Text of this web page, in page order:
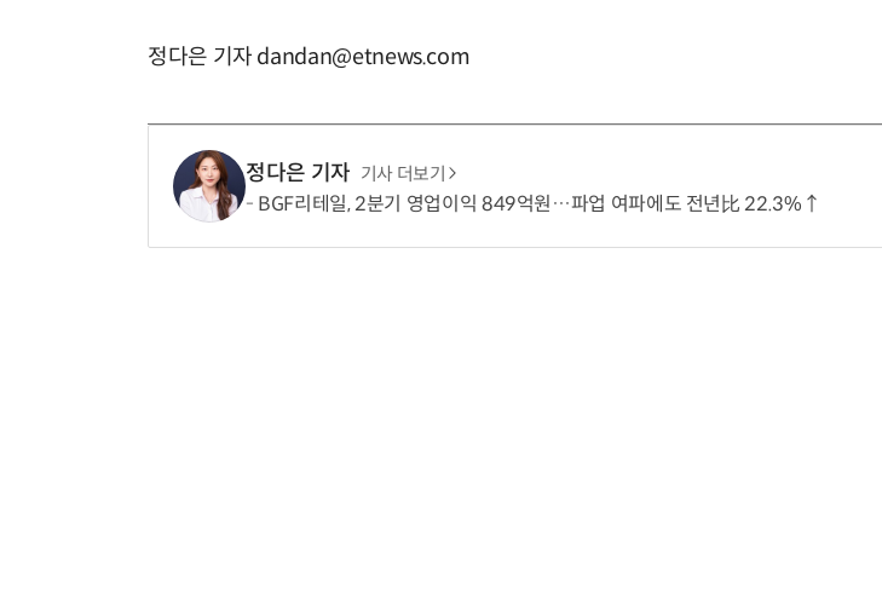
정다은 기자 dandan@etnews.com
정다은 기자 기사 더보기
BGF리테일, 2분기 영업이익 849억원…파업 여파에도 전년比 22.3%↑